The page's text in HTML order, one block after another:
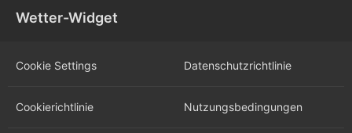
Wetter-Widget
Cookie Settings Datenschutz­richtlinie
Cookie­richtlinie Nutzungs­bedingungen